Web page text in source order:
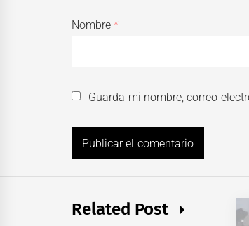
Nombre*
Guarda mi nombre, correo
Related Post